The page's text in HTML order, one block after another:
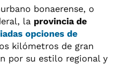
bonaerense, o
la provincia de
opciones de
kilómetros de gran
por su estilo regional y